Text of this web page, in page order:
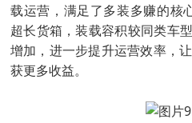
载运营，满足了多装多赚的核
超长货箱，装载容积较同类车
增加，进一步提升运营效率，
获更多收益。